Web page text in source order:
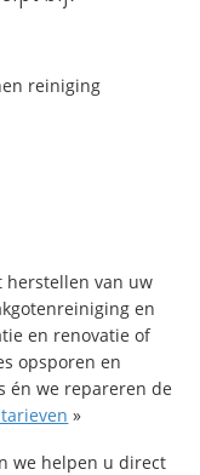
reiniging
herstellen van uw
en
en renovatie of
opsporen en
én we repareren de
»
we helpen u direct